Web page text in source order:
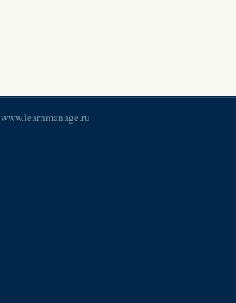
www.learnmanage.ru